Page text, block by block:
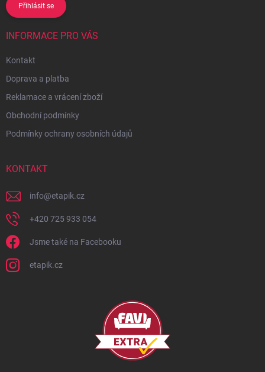
Přihlásit se
INFORMACE PRO VÁS
Kontakt
Doprava a platba
Reklamace a vrácení zboží
Obchodní podmínky
Podmínky ochrany osobních údajů
KONTAKT
info@etapik.cz
+420 725 933 054
Jsme také na Facebooku
etapik.cz